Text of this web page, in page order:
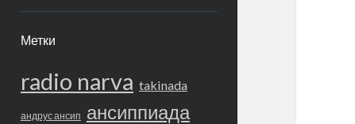
Метки
radio narva takinada
андрус ансип ансиппиада